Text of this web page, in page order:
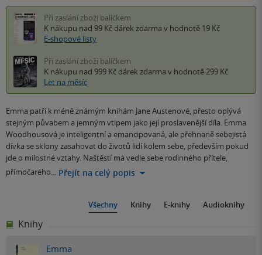
Při zaslání zboží balíčkem
K nákupu nad 99 Kč dárek zdarma v hodnotě 19 Kč
E-shopové listy
Při zaslání zboží balíčkem
K nákupu nad 999 Kč dárek zdarma v hodnotě 299 Kč
Let na měsíc
Emma patří k méně známým knihám Jane Austenové, přesto oplývá
stejným půvabem a jemným vtipem jako její proslavenější díla. Emma
Woodhousová je inteligentní a emancipovaná, ale přehnaně sebejistá
dívka se sklony zasahovat do životů lidí kolem sebe, především pokud
jde o milostné vztahy. Naštěstí má vedle sebe rodinného přítele,
přímočarého… Přejít na celý popis
Všechny Knihy E-knihy Audioknihy
Knihy
Emma